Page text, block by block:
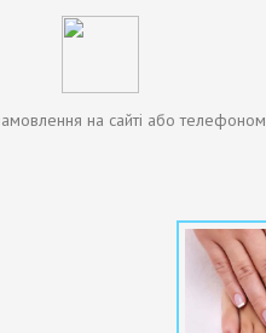
на сайті або телефоном